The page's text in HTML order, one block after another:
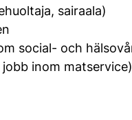
sairaala)
social- och
inom matservice)